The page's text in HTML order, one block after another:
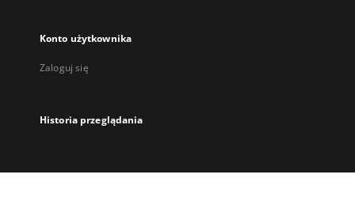
Konto użytkownika
Zaloguj się
Historia przeglądania